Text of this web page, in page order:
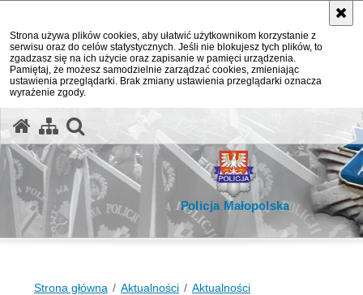
Strona używa plików cookies, aby ułatwić użytkownikom korzystanie z
serwisu oraz do celów statystycznych. Jeśli nie blokujesz tych plików, to
zgadzasz się na ich użycie oraz zapisanie w pamięci urządzenia.
Pamiętaj, że możesz samodzielnie zarządzać cookies, zmieniając
ustawienia przeglądarki. Brak zmiany ustawienia przeglądarki oznacza
wyrażenie zgody.
Policja Małopolska
Strona główna Aktualności Aktualności